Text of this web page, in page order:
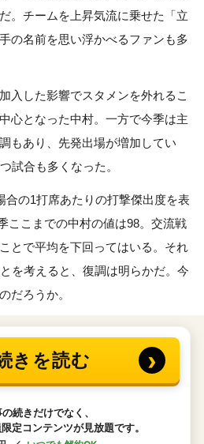
。チームを上昇気流に乗せた「立
の名前を思い浮かべるファンも多
入した影響でスタメンを外れるこ
心となった中村。一方で今季は主
もあり、先発出場が増加してい
試合も多くなった。
の1打席あたりの打撃傑出度を表
ここまでの中村の値は98。交流戦
とで平均を下回ってはいる。それ
を考えると、復調は明らかだ。今
だろうか。